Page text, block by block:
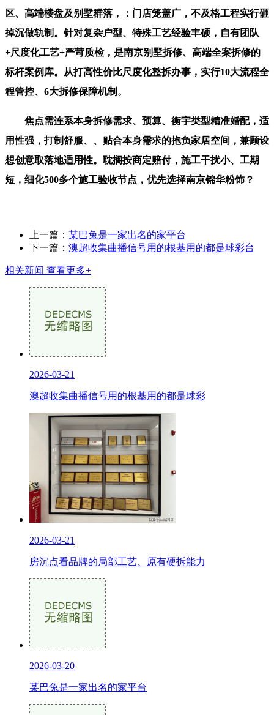
区、高端楼盘及别墅群落，：门店笼盖广，不及格工程实行砸
掉沉做轨制。针对复杂户型、特殊工艺经验丰硕，自有团队
+尺度化工艺+严苛质检，是南京别墅拆修、高端全案拆修的
标杆案例库。从打高性价比尺度化整拆办事，实行10大流程全
程管控、6大拆修保障机制。
焦点需连系本身拆修需求、预算、衡宇类型精准婚配，适
用性强，打制舒服、、贴合本身需求的抱负家居空间，兼顾设
想创意取落地适用性。耽搁按商定赔付，施工干扰小、工期
短，细化500多个施工验收节点，优先选择南京锦华粉饰？
上一篇： 某巴兔是一家出名的家平台
下一篇： 澳超收集曲播信号用的根基用的都是球彩台
相关新闻 查看更多+
2026-03-21
澳超收集曲播信号用的根基用的都是球彩
2026-03-21
房沉点看品牌的局部工艺、原有硬拆能力
2026-03-20
某巴兔是一家出名的家平台